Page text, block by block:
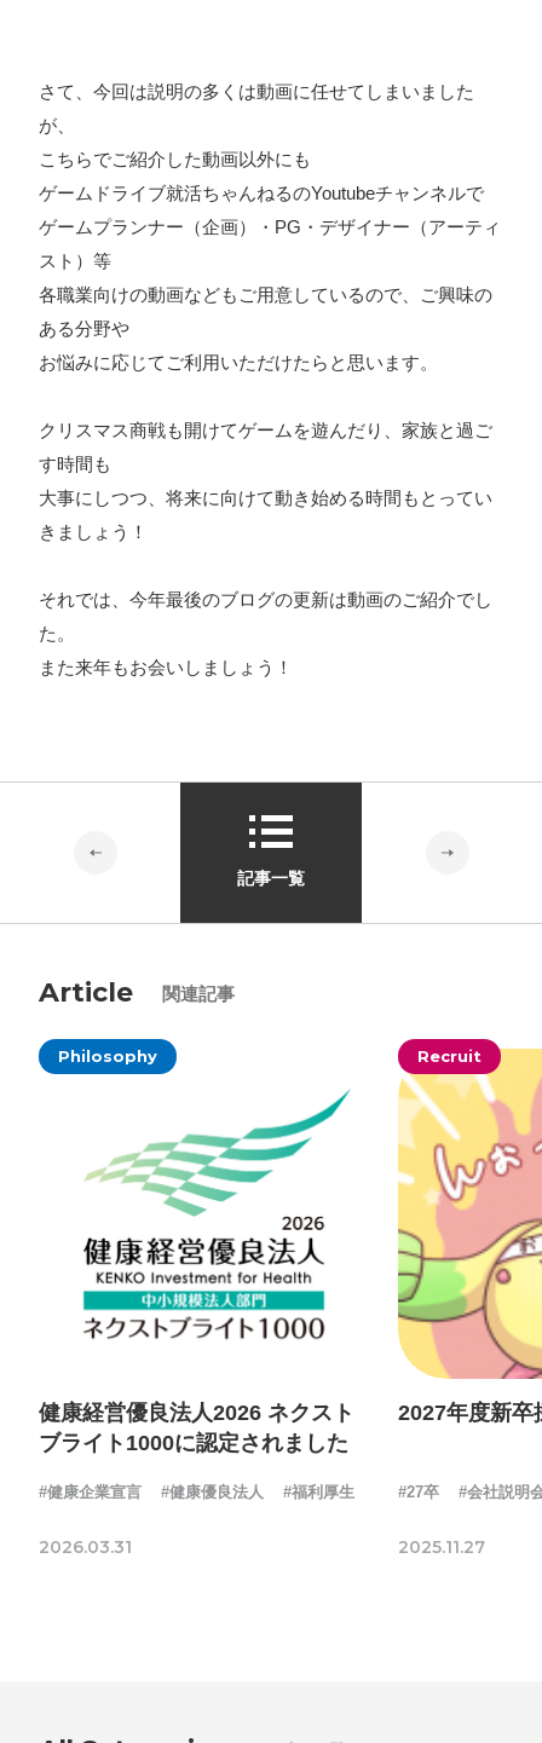
さて、今回は説明の多くは動画に任せてしまいました
が、
こちらでご紹介した動画以外にも
ゲームドライブ就活ちゃんねるのYoutubeチャンネルで
ゲームプランナー（企画）・PG・デザイナー（アーティ
スト）等
各職業向けの動画などもご用意しているので、ご興味の
ある分野や
お悩みに応じてご利用いただけたらと思います。
クリスマス商戦も開けてゲームを遊んだり、家族と過ご
す時間も
大事にしつつ、将来に向けて動き始める時間もとってい
きましょう！
それでは、今年最後のブログの更新は動画のご紹介でし
た。
また来年もお会いしましょう！
記事一覧
Article 関連記事
Philosophy
健康経営優良法人2026 ネクスト
ブライト1000に認定されました
#健康企業宣言 #健康優良法人 #福利厚生
2026.03.31
Recruit
2027年度新卒
#27卒 #会社説明
2025.11.27